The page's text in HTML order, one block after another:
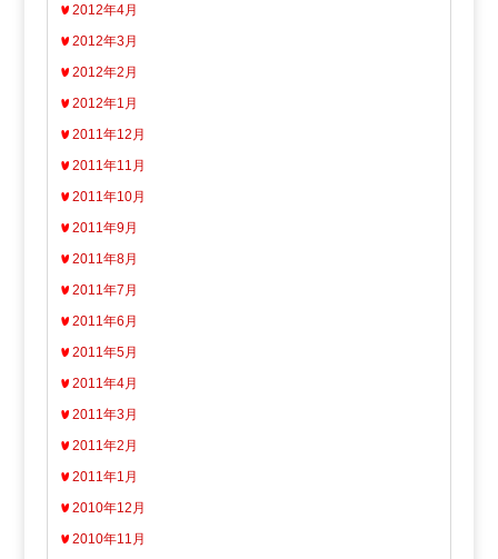
2012年4月
2012年3月
2012年2月
2012年1月
2011年12月
2011年11月
2011年10月
2011年9月
2011年8月
2011年7月
2011年6月
2011年5月
2011年4月
2011年3月
2011年2月
2011年1月
2010年12月
2010年11月